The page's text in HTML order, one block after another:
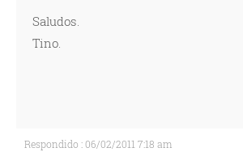
Saludos.
Tino.
Respondido : 06/02/2011 7:18 am